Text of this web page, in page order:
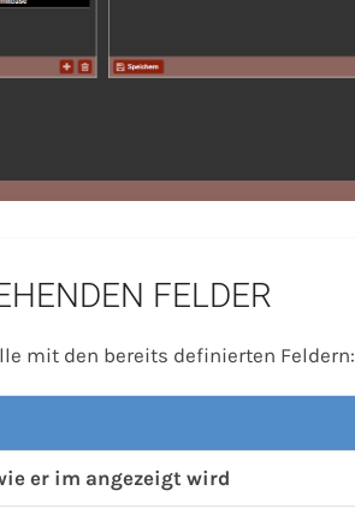
FELDER
mit den bereits definierten Feldern:
er im angezeigt wird